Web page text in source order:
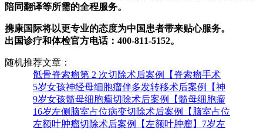
陪同翻译等所需的全程服务。
携康国际将以更专业的态度为中国患者带来贴心服务。
出国诊疗和体检官方电话：400-811-5152。
随机推荐文章：
骶骨脊索瘤第 2 次切除术后案例【脊索瘤手术
5岁女孩神经母细胞瘤伴多发转移术后案例【神
9岁女孩髓母细胞瘤切除术后案例【髓母细胞瘤
16岁左侧脑室占位病变切除术后案例【脑室占位
左额叶肿瘤切除术后案例【左额叶肿瘤】7岁左